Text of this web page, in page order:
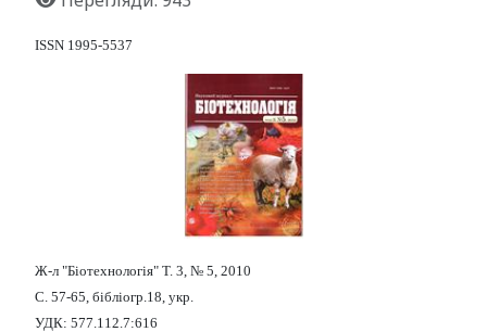
ISSN 1995-5537
Ж-л "Біотехнологія" Т. 3, № 5, 2010
С. 57-65, бібліогр.18, укр.
УДК: 577.112.7:616